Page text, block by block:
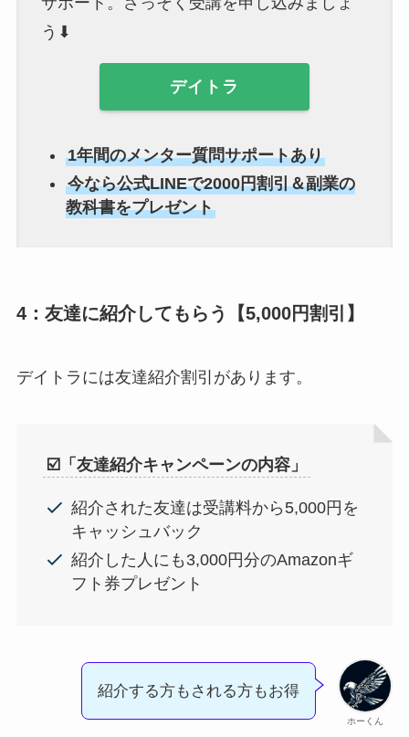
う⬇︎
デイトラ
1年間のメンター質問サポートあり
今なら公式LINEで2000円割引＆副業の
教科書をプレゼント
4：友達に紹介してもらう【5,000円割引】
デイトラには友達紹介割引があります。
☑️「友達紹介キャンペーンの内容」
紹介された友達は受講料から5,000円を
キャッシュバック
紹介した人にも3,000円分のAmazonギ
フト券プレゼント
ホーくん
紹介する方もされる方もお得